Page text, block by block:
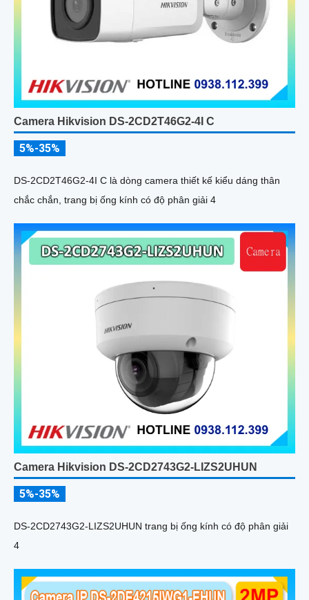
Camera Hikvision DS-2CD2T46G2-4I C
5%-35%
DS-2CD2T46G2-4I C là dòng camera thiết kế kiểu dáng thân
chắc chắn, trang bị ống kính có độ phân giải 4
Camera Hikvision DS-2CD2743G2-LIZS2UHUN
5%-35%
DS-2CD2743G2-LIZS2UHUN trang bị ống kính có độ phân giải
4